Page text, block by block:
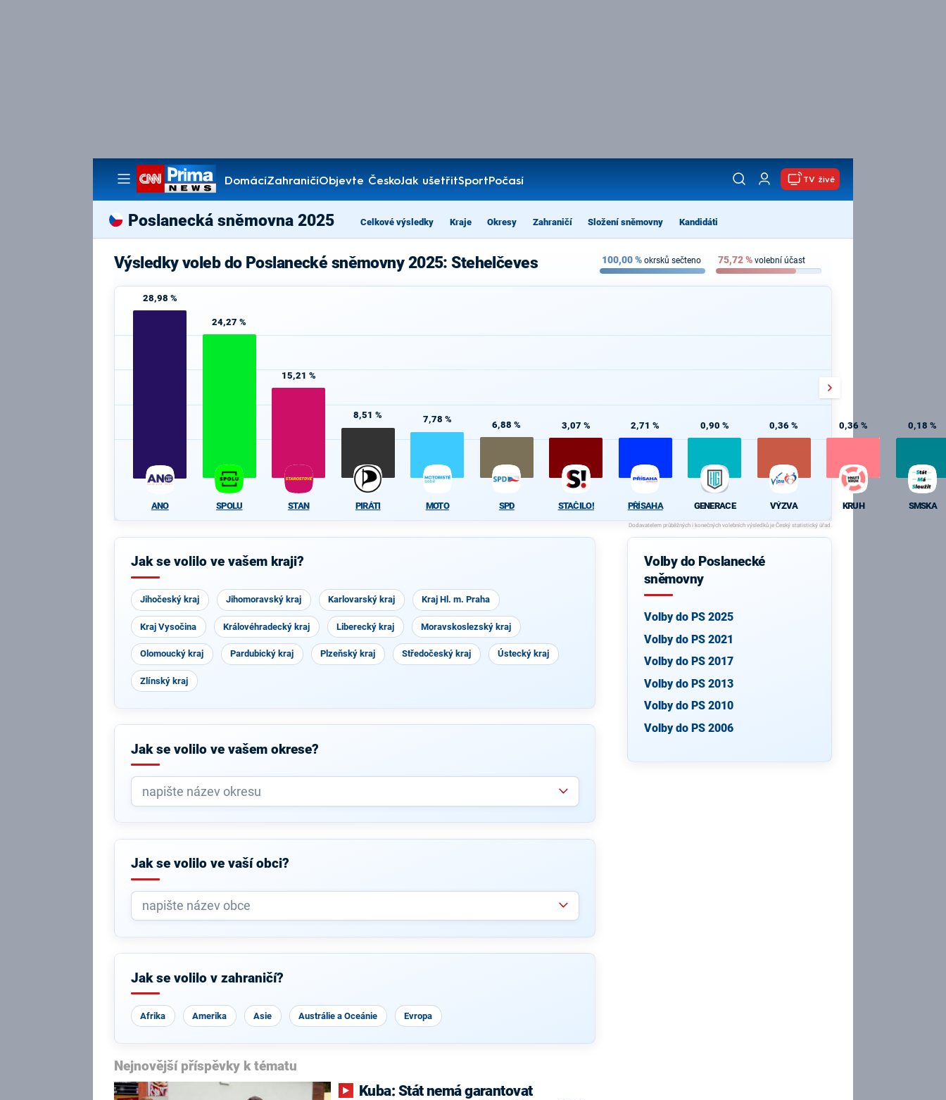
DomácíZahraničíObjevte ČeskoJak ušetřitSportPočasí
Pořady
TV živě
Poslanecká sněmovna 2025 Celkové výsledky Kraje Okresy Zahraničí Složení sněmovny Kandidáti
Výsledky voleb do Poslanecké sněmovny 2025: Stehelčeves 100,00% okrsků sečteno 75,72% volební účast
28,98 %
ANO
24,27 %
SPOLU
15,21 %
STAN
8,51 %
PIRÁTI
7,78 %
MOTO
6,88 %
SPD
3,07 %
STAČILO!
2,71 %
PŘÍSAHA
0,90 %
GENERACE
0,36 %
VÝZVA
0,36 %
KRUH
0,18 %
SMSKA
Jak se volilo ve vašem kraji?
Jihočeský kraj Jihomoravský kraj Karlovarský kraj Kraj Hl. m. Praha
Kraj Vysočina Královéhradecký kraj Liberecký kraj Moravskoslezský kraj
Olomoucký kraj Pardubický kraj Plzeňský kraj Středočeský kraj Ústecký kraj
Zlínský kraj
Jak se volilo ve vašem okrese?
Jak se volilo ve vaší obci?
Jak se volilo v zahraničí?
Afrika Amerika Asie Austrálie a Oceánie Evropa
Nejnovější příspěvky k tématu
Volby do Poslanecké
sněmovny
Volby do PS 2025
Volby do PS 2021
Volby do PS 2017
Volby do PS 2013
Volby do PS 2010
Volby do PS 2006